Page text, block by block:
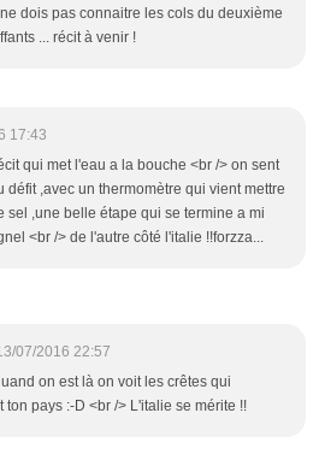
dois pas connaitre les cols du deuxième
... récit à venir !
17:43
qui met l'eau a la bouche <br /> on sent
défit ,avec un thermomètre qui vient mettre
sel ,une belle étape qui se termine a mi
<br /> de l'autre côté l'italie !!forzza...
07/2016 22:57
on est là on voit les crêtes qui
ton pays :-D <br /> L'italie se mérite !!